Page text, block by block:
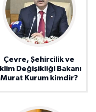
Çevre, Şehircilik ve
İklim Değişikliği Bakanı
Murat Kurum kimdir?